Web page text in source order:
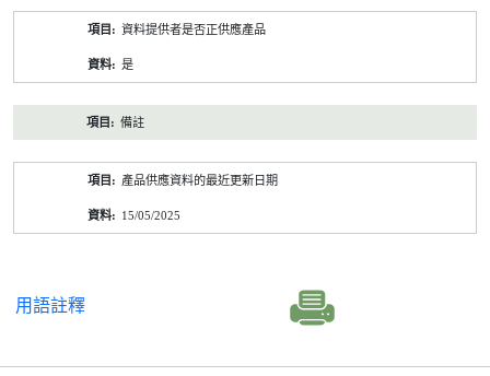
資料提供者是否正供應產品
是
備註
產品供應資料的最近更新日期
15/05/2025
用語註釋